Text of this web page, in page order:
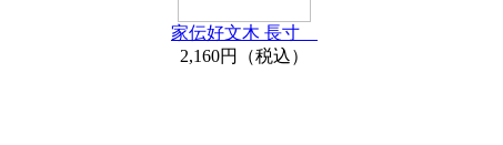
家伝好文木 長寸
2,160円（税込）